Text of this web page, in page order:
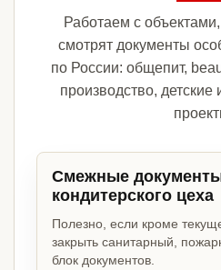
Работаем с
смотрят документы
по России: общепит,
производство,
Смежные
кондитерского цеха
Полезно, если кроме
закрыть санитарный,
блок документов.